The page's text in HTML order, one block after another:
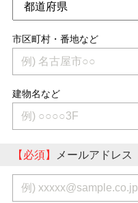
市区町村・番地など
建物名など
【必須】 メールアドレス